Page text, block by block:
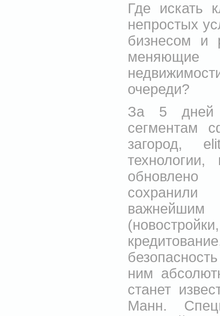
Где искать
непростых
бизнесом и
очереди?
За 5 дней
сегментам
загород,
сохранили
важнейшим
ним
станет
Манн.